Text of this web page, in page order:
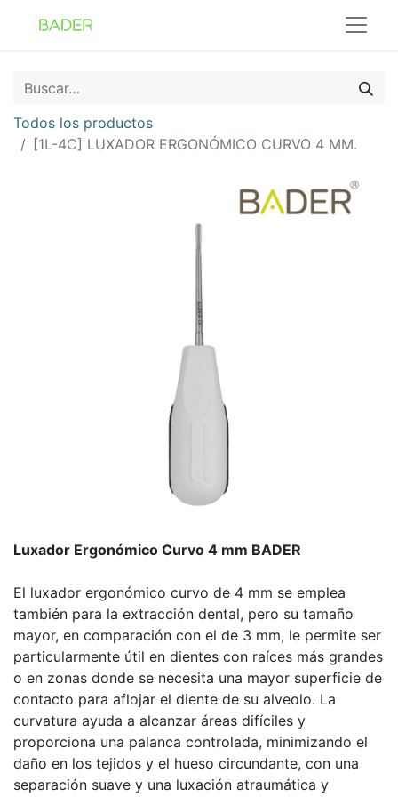
Todos los productos
[1L-4C] LUXADOR ERGONÓMICO CURVO 4 MM.
Luxador Ergonómico Curvo 4 mm BADER
El luxador ergonómico curvo de 4 mm se emplea
también para la extracción dental, pero su tamaño
mayor, en comparación con el de 3 mm, le permite ser
particularmente útil en dientes con raíces más grandes
o en zonas donde se necesita una mayor superficie de
contacto para aflojar el diente de su alveolo. La
curvatura ayuda a alcanzar áreas difíciles y
proporciona una palanca controlada, minimizando el
daño en los tejidos y el hueso circundante, con una
separación suave y una luxación atraumática y